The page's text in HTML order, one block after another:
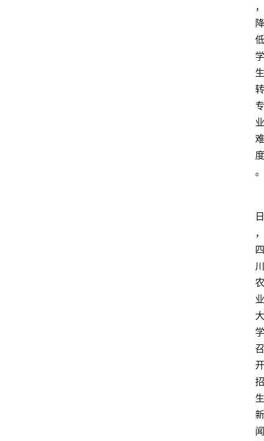
，
降
低
学
生
转
专
业
难
度
。
日
，
四
川
农
业
大
学
召
开
招
生
新
闻